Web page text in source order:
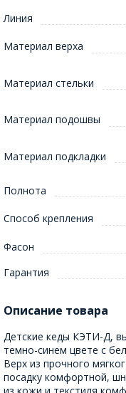
Линия
Материал верха
Материал стельки
Материал подошвы
Материал подкладки
Полнота
Способ крепления
Фасон
Гарантия
Описание товара
Детские кеды КЭТИ-Д,
темно-синем цвете с
Верх из прочного
посадку комфортной,